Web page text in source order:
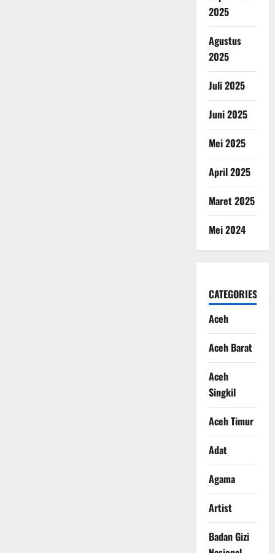
2025
Agustus
2025
Juli 2025
Juni 2025
Mei 2025
April 2025
Maret 2025
Mei 2024
CATEGORIES
Aceh
Aceh Barat
Aceh
Singkil
Aceh Timur
Adat
Agama
Artist
Badan Gizi